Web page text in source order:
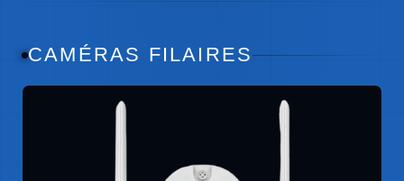
CAMÉRAS FILAIRES